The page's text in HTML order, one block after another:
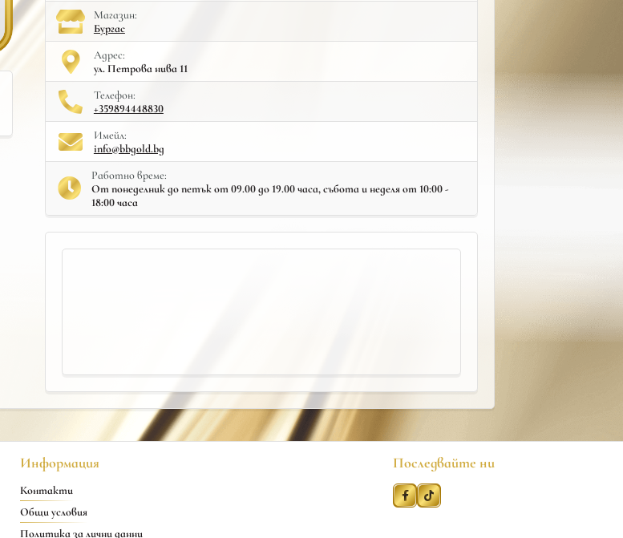
Mагазин:
Бургас
Адрес:
ул. Петрова нива 11
Телефон:
+359894448830
Имейл:
info@bbgold.bg
Работно време:
От понеделник до петък от 09.00 до 19.00 часа, събота и неделя от 10:00 -
18:00 часа
Информация
Контакти
Общи условия
Политика за лични данни
Последвайте ни